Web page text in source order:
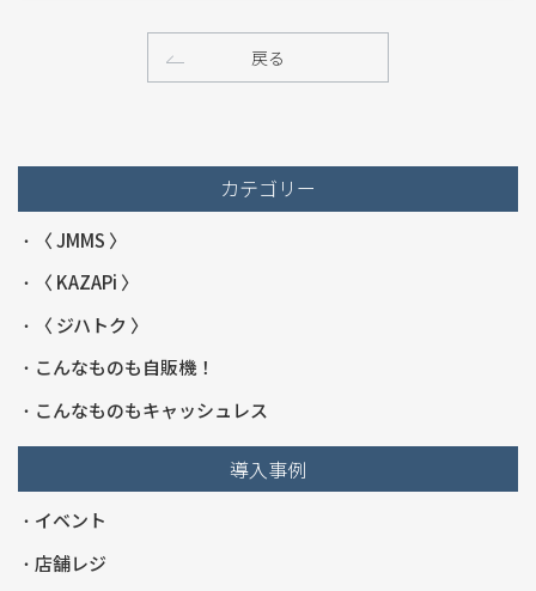
戻る
カテゴリー
〈 JMMS 〉
〈 KAZAPi 〉
〈 ジハトク 〉
こんなものも自販機！
こんなものもキャッシュレス
導入事例
イベント
店舗レジ